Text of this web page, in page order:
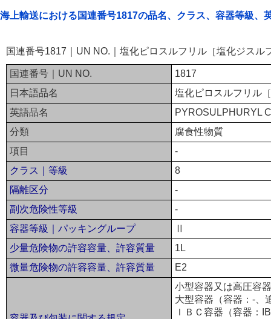
海上輸送における国連番号1817の品名、クラス、容器等級、
国連番号1817｜UN NO.｜塩化ピロスルフリル［塩化ジスル
国連番号｜UN NO.
1817
日本語品名
塩化ピロスルフリル
英語品名
PYROSULPHURYL
分類
腐食性物質
項目
-
クラス｜等級
8
隔離区分
-
副次危険性等級
-
容器等級｜パッキングループ
Ⅱ
少量危険物の許容容量、許容質量
1L
微量危険物の許容容量、許容質量
E2
小型容器又は高圧容
大型容器（容器：-、
ＩＢＣ容器（容器：